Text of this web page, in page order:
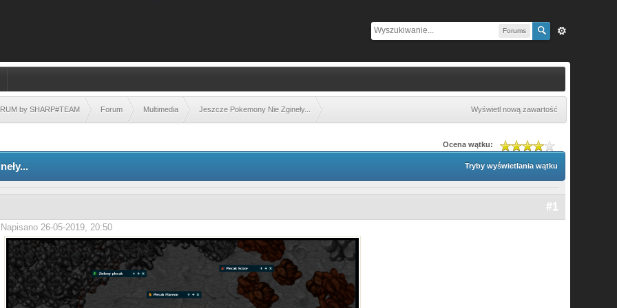
Forums
by SHARP#TEAM Forum Multimedia Jeszcze Pokemony Nie Zgineły... Wyświetl nową zawartość
Ocena wątku:
Tryby wyświetlania wątku
#1
Napisano 26-05-2019, 20:50